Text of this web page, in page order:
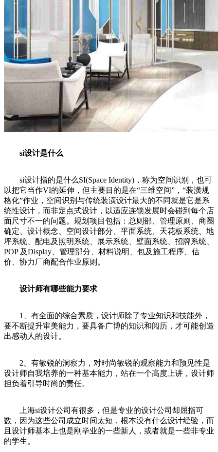
si设计是什么
si设计指的是什么SI(Space Identity)，称为空间识别，也可
以把它当作VI的延伸，但主要目的是在“三维空间”，“装潢规
格化”作业，空间识别与传统装潢设计最大的不同就是它是系
统性设计，而非定点式设计，以适应连锁发展时会碰到每个店
面尺寸不一的问题。规划项目包括：总则部、管理原则、商圈
确定、设计概念、空间设计部分、平面系统、天花板系统、地
坪系统、配电及照明系统、展示系统、壁面系统、招牌系统、
POP 及Display、管理部分、材料说明、包及施工程序、估
价、协力厂商配合作业原则。
设计师有哪些能力要求
1、有全面的综合素质，设计师除了专业知识和技能外，
要不断提升审美能力，要具备广博的知识和阅历，才可能创造
出感动人的设计。
2、有敏锐的洞察力，对时尚敏锐的观察能力和预见性是
设计师自我培养的一种基本能力，站在一个高度上讲，设计师
担负着引导时尚的责任。
上海si设计公司有很多，但是专业的设计公司却屈指可
数，因为这些公司成立时间太短，根本没有什么设计经验，而
且设计师基本上也是刚毕业的一些新人，或者就是一些非专业
的学生。